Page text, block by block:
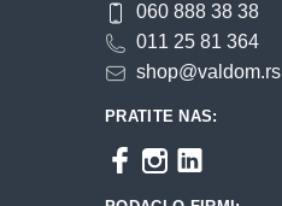
060 888 38 38
011 25 81 364
shop@valdom.rs
PRATITE NAS: